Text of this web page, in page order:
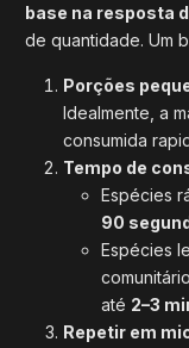
base na resposta
de quantidade. Um
Porções
Idealmente, a
consumida
Tempo de
Espécies
90
Espécies
até 2–3
Repetir em